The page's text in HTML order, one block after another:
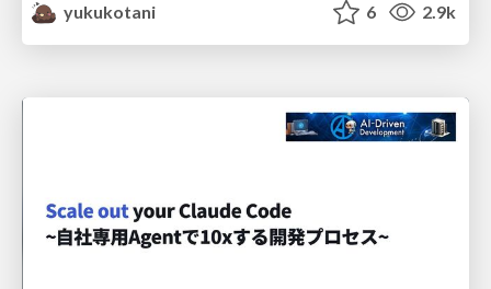
yukukotani
6 2.9k